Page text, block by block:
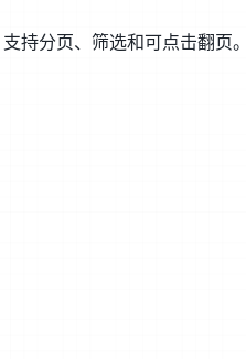
持分页、筛选和可点击翻页。